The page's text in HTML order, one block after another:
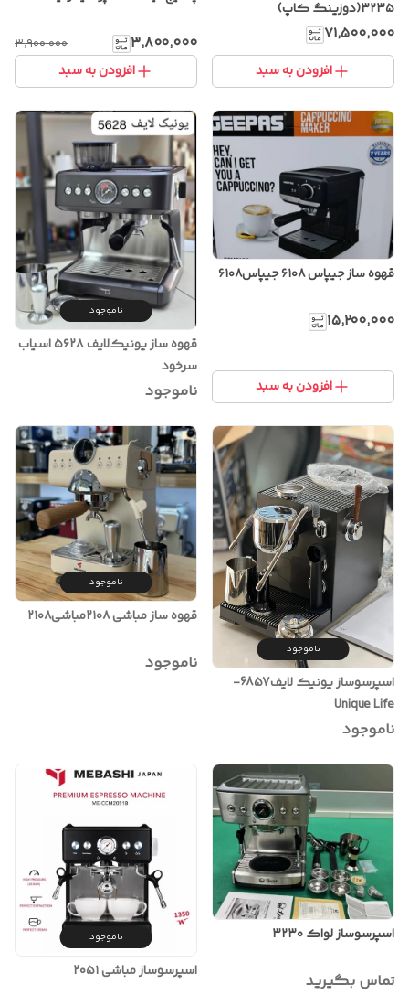
۳۲۳۵(دوزینگ کاپ)
۷۱٬۵۰۰٬۰۰۰
افزودن به سبد
۳٬۸۰۰٬۰۰۰ ۳٬۹۰۰٬۰۰۰
افزودن به سبد
قهوه ساز جیپاس ۶۱۰۸ جیپاس۶۱۰۸
۱۵٬۲۰۰٬۰۰۰
افزودن به سبد
ناموجود
قهوه ساز یونیک‌لایف ۵۶۲۸ اسیاب
سرخود
ناموجود
ناموجود
اسپرسوساز یونیک لایف6857-
Unique Life
ناموجود
ناموجود
قهوه ساز مباشی ۲۱۰۸مباشی۲۱۰۸
ناموجود
اسپرسوساز لواک ۳۲۳۰
تماس بگیرید
ناموجود
اسپرسوساز مباشی ۲۰۵۱